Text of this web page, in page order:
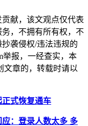
献，该文观点仅代表
，不拥有所有权，不
袭侵权/违法违规的
举报，一经查实，本
文章的，转载时请以
式恢复通车
：登录人数太多 多